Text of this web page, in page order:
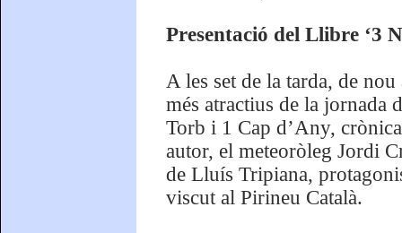
Presentació del Llibre ‘3
A les set de la tarda, de
més atractius de la jornada
Torb i 1 Cap d’Any,
autor, el meteoròleg Jordi
de Lluís Tripiana,
viscut al Pirineu Català.